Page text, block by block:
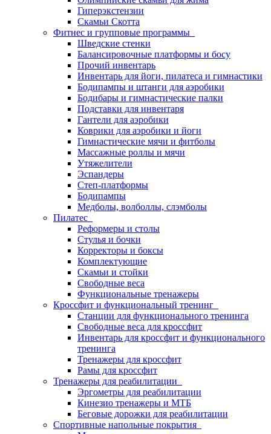
Гиперэкстензии
Скамьи Скотта
Фитнес и групповые программы
Шведские стенки
Балансировочные платформы и босу
Прочий инвентарь
Инвентарь для йоги, пилатеса и гимнастики
Бодипампы и штанги для аэробики
Бодибары и гимнастические палки
Подставки для инвентаря
Гантели для аэробики
Коврики для аэробики и йоги
Гимнастические мячи и фитболы
Массажные роллы и мячи
Утяжелители
Эспандеры
Степ-платформы
Бодипампы
Медболы, волболлы, слэмболы
Пилатес
Реформеры и столы
Стулья и бочки
Корректоры и боксы
Комплектующие
Скамьи и стойки
Свободные веса
Функциональные тренажеры
Кроссфит и функциональный тренинг
Станции для функционального тренинга
Свободные веса для кроссфит
Инвентарь для кроссфит и функционального
тренинга
Тренажеры для кроссфит
Рамы для кроссфит
Тренажеры для реабилитации
Эргометры для реабилитации
Кинезио тренажеры и МТБ
Беговые дорожки для реабилитации
Спортивные напольные покрытия